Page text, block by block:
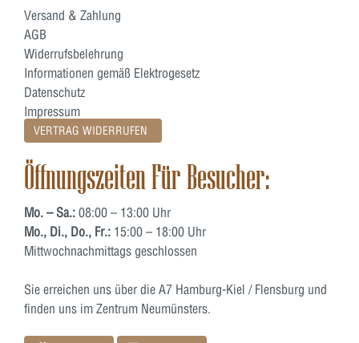
Versand & Zahlung
AGB
Widerrufsbelehrung
Informationen gemäß Elektrogesetz
Datenschutz
Impressum
VERTRAG WIDERRUFEN
Öffnungszeiten Für Besucher:
Mo. – Sa.: 08:00 – 13:00 Uhr
Mo., Di., Do., Fr.: 15:00 – 18:00 Uhr
Mittwochnachmittags geschlossen
Sie erreichen uns über die A7 Hamburg-Kiel / Flensburg und
finden uns im Zentrum Neumünsters.